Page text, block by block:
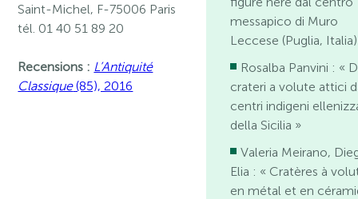
Saint-Michel, F-75006 Paris
tél. 01 40 51 89 20
Recensions : L’Antiquité
Classique(85), 2016
messapico di Muro
Leccese (Puglia,
Rosalba Panvini : «
crateri a volute attici
centri indigeni
della Sicilia »
Valeria Meirano,
Elia : « Cratères à
en métal et en